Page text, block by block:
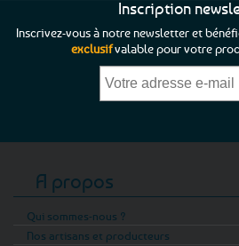
Inscription
Inscrivez-vous à notre newsletter et
exclusifvalable pour votre
A propos
Qui sommes-nous ?
Nos artisans et producteurs